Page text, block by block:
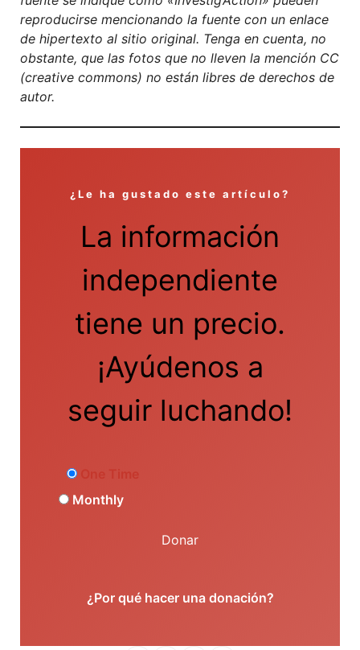
reproducirse mencionando la fuente con un enlace
de hipertexto al sitio original. Tenga en cuenta, no
obstante, que las fotos que no lleven la mención CC
(creative commons) no están libres de derechos de
autor.
¿Le ha gustado este artículo?
La información
independiente
tiene un precio.
¡Ayúdenos a
seguir luchando!
Monthly
Donar
¿Por qué hacer una donación?